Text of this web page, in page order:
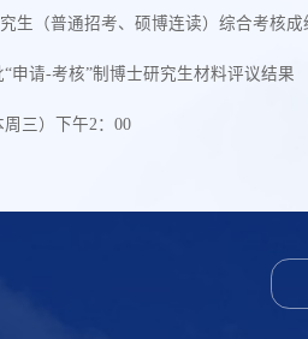
生（普通招考、硕博连读）综合考核
申请-考核”制博士研究生材料评议结果
三）下午2：00